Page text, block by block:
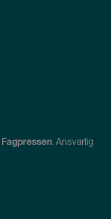
Fagpressen. Ansvarlig